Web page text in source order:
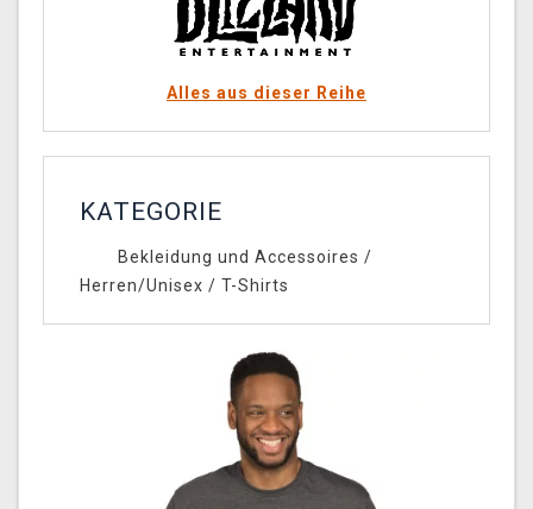
Alles aus dieser Reihe
KATEGORIE
Bekleidung und Accessoires /
Herren/Unisex / T-Shirts